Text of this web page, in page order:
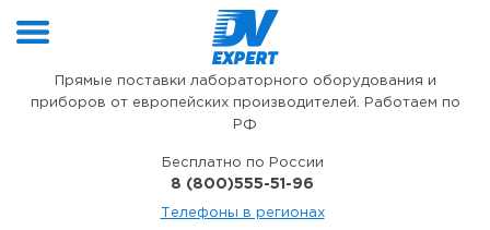
Прямые поставки лабораторного оборудования и
приборов от европейских производителей. Работаем по
РФ
Бесплатно по России
8 (800)555-51-96
Телефоны в регионах